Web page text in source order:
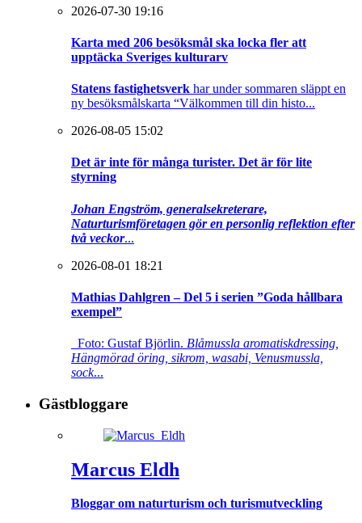
2026-07-30 19:16
Karta med 206 besöksmål ska locka fler att
upptäcka Sveriges kulturarv
Statens fastighetsverk har under sommaren släppt en
ny besöksmålskarta “Välkommen till din histo...
2026-08-05 15:02
Det är inte för många turister. Det är för lite
styrning
Johan Engström, generalsekreterare,
Naturturismföretagen gör en personlig reflektion efter
två veckor...
2026-08-01 18:21
Mathias Dahlgren – Del 5 i serien ”Goda hållbara
exempel”
Foto: Gustaf Björlin. Blåmussla aromatiskdressing,
Hängmörad öring, sikrom, wasabi, Venusmussla,
sock...
Gästbloggare
Marcus Eldh
Bloggar om naturturism och turismutveckling